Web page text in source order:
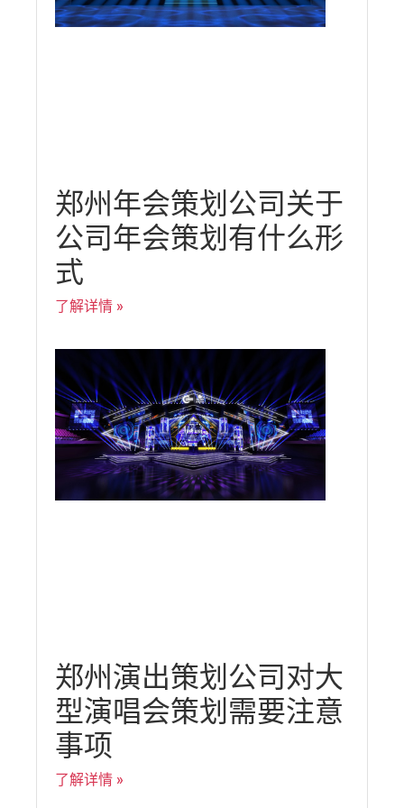
郑州年会策划公司关于
公司年会策划有什么形
式
了解详情 »
郑州演出策划公司对大
型演唱会策划需要注意
事项
了解详情 »